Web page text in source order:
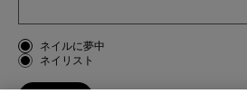
お客様のタイプ
ネイルに夢中
ネイリスト